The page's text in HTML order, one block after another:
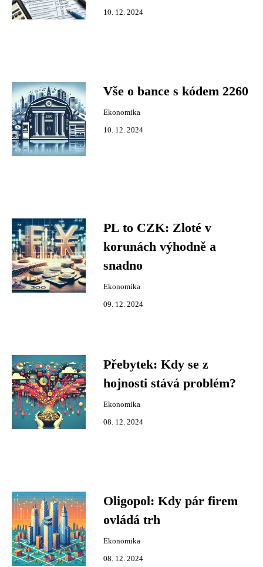
10. 12. 2024
Vše o bance s kódem 2260
Ekonomika
10. 12. 2024
PL to CZK: Zloté v
korunách výhodně a
snadno
Ekonomika
09. 12. 2024
Přebytek: Kdy se z
hojnosti stává problém?
Ekonomika
08. 12. 2024
Oligopol: Kdy pár firem
ovládá trh
Ekonomika
08. 12. 2024